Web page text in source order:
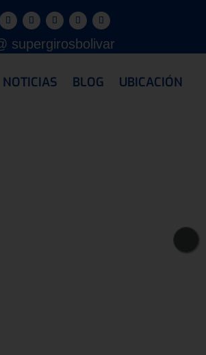
supergirosbolivar
NOTICIAS BLOG UBICACIÓN